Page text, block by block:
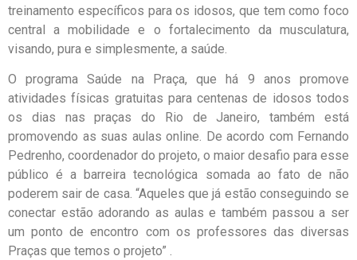
treinamento específicos para os idosos, que tem como foco
central a mobilidade e o fortalecimento da musculatura,
visando, pura e simplesmente, a saúde.
O programa Saúde na Praça, que há 9 anos promove
atividades físicas gratuitas para centenas de idosos todos
os dias nas praças do Rio de Janeiro, também está
promovendo as suas aulas online. De acordo com Fernando
Pedrenho, coordenador do projeto, o maior desafio para esse
público é a barreira tecnológica somada ao fato de não
poderem sair de casa. “Aqueles que já estão conseguindo se
conectar estão adorando as aulas e também passou a ser
um ponto de encontro com os professores das diversas
Praças que temos o projeto” .